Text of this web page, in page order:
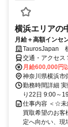
横浜エリアの
月給＋高額インセ
TaurosJapan
交通・アクセス
月給600,000円
神奈川県横浜市
勤務時間詳細
り22日 9:00～
仕事内容 ＜☆未
買取希望のお客
定へ向かい、現